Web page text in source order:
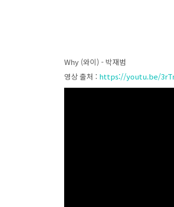
Why (와이) - 박재범
영상 출처 : https://youtu.be/